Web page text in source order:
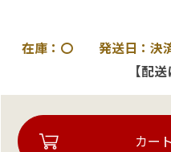
在庫：〇 発送日：決済
【配